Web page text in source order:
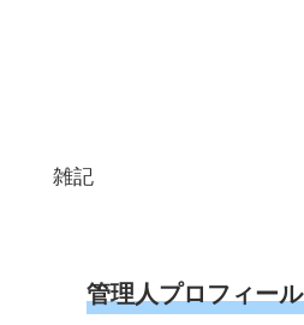
雑記
管理人プロフィール